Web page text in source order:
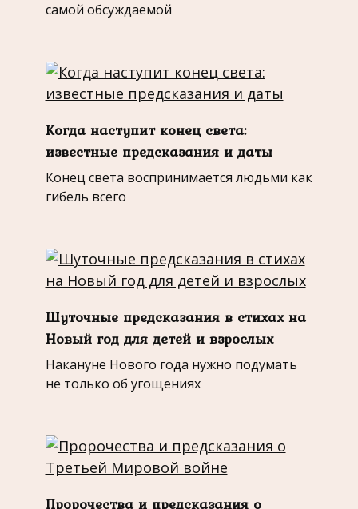
самой обсуждаемой
Когда наступит конец света:
известные предсказания и даты
Конец света воспринимается людьми как
гибель всего
Шуточные предсказания в стихах на
Новый год для детей и взрослых
Накануне Нового года нужно подумать
не только об угощениях
Пророчества и предсказания о